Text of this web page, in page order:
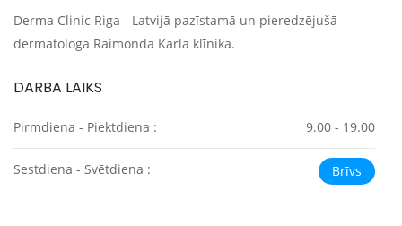
Derma Clinic Riga - Latvijā pazīstamā un pieredzējušā
dermatologa Raimonda Karla klīnika.
DARBA LAIKS
Pirmdiena - Piektdiena : 9.00 - 19.00
Sestdiena - Svētdiena : Brīvs